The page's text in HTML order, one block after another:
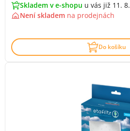
Skladem v e-shopu u vás již 11. 8.
Není skladem na prodejnách
Do košíku